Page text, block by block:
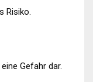
Risiko.
Gefahr dar.